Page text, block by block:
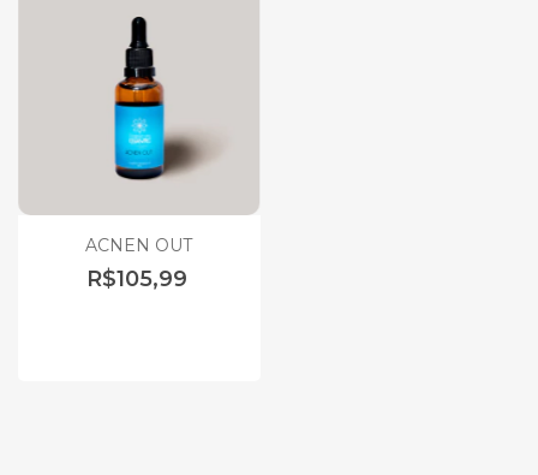
ACNEN OUT
R$105,99